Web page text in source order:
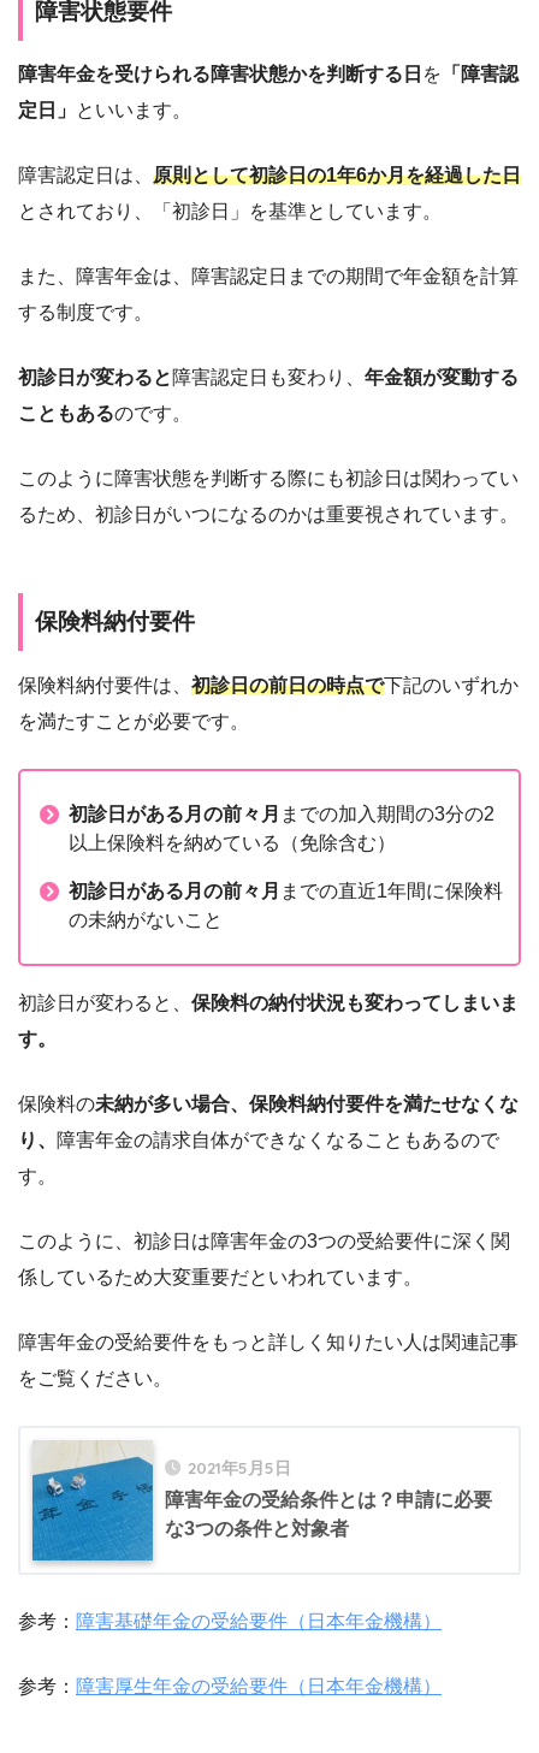
障害状態要件
障害年金を受けられる障害状態かを判断する日 を 「障害認
定日」 といいます。
障害認定日は、 原則として初診日の1年6か月を経過した日
とされており、「初診日」を基準としています。
また、障害年金は、障害認定日までの期間で年金額を計算
する制度です。
初診日が変わると障害認定日も変わり、 年金額が変動する
こともあるのです。
このように障害状態を判断する際にも初診日は関わってい
るため、初診日がいつになるのかは重要視されています。
保険料納付要件
保険料納付要件は、 初診日の前日の時点で下記のいずれか
を満たすことが必要です。
初診日がある月の前々月 までの加入期間の3分の2
以上保険料を納めている（免除含む）
初診日がある月の前々月 までの直近1年間に保険料
の未納がないこと
初診日が変わると、 保険料の納付状況も変わってしまいま
す。
保険料の未納が多い場合、保険料納付要件を満たせなくな
り、 障害年金の請求自体ができなくなることもあるので
す。
このように、初診日は障害年金の3つの受給要件に深く関
係しているため大変重要だといわれています。
障害年金の受給要件をもっと詳しく知りたい人は関連記事
をご覧ください。
2021年5月5日
障害年金の受給条件とは？申請に必要
な3つの条件と対象者
参考： 障害基礎年金の受給要件（日本年金機構）
参考： 障害厚生年金の受給要件（日本年金機構）